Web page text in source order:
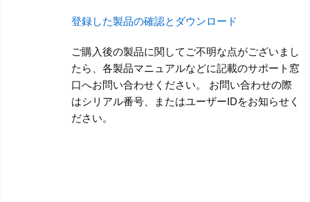
登録した製品の確認とダウンロード
ご購入後の製品に関してご不明な点がございまし
たら、各製品マニュアルなどに記載のサポート窓
口へお問い合わせください。 お問い合わせの際
はシリアル番号、またはユーザーIDをお知らせく
ださい。